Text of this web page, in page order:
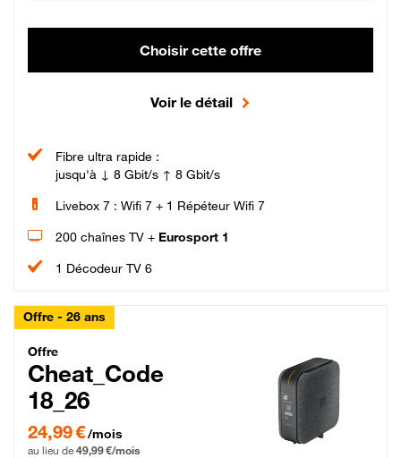
Choisir cette offre
Voir le détail
Fibre ultra rapide :
jusqu'à ↓ 8 Gbit/s ↑ 8 Gbit/s
Livebox 7 : Wifi 7 + 1 Répéteur Wifi 7
200 chaînes TV + Eurosport 1
1 Décodeur TV 6
Offre - 26 ans
Cheat_Code Fibre_18_26
Offre
Cheat_Code
18_26
24,99 € par mois pendant 0 mois puis 49,99 € par mois, Sans engagement
24,99 €/mois
au lieu de 49,99 €/mois